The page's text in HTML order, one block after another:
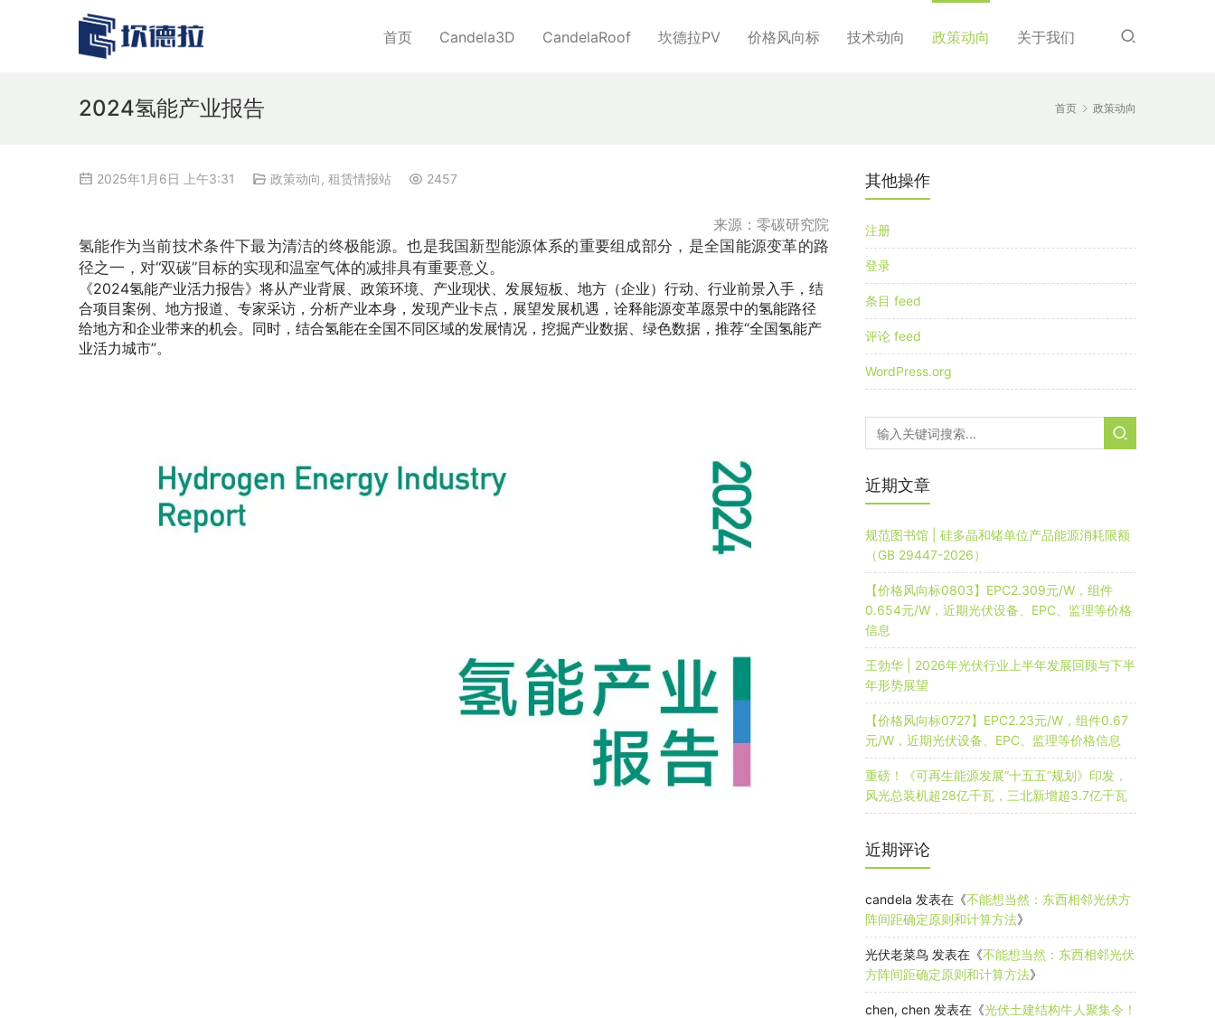
首页 Candela3D CandelaRoof 坎德拉PV 价格风向标 技术动向 政策动向 关于我们
首页 政策动向
2024氢能产业报告
2025年1月6日 上午3:31 政策动向 , 租赁情报站 2457
来源：零碳研究院
氢能作为当前技术条件下最为清洁的终极能源。也是我国新型能源体系的重要组成部分，是全国能源变革的路
径之一，对“双碳”目标的实现和温室气体的减排具有重要意义。
《2024氢能产业活力报告》将从产业背展、政策环境、产业现状、发展短板、地方（企业）行动、行业前景入手，结
合项目案例、地方报道、专家采访，分析产业本身，发现产业卡点，展望发展机遇，诠释能源变革愿景中的氢能路径
给地方和企业带来的机会。同时，结合氢能在全国不同区域的发展情况，挖掘产业数据、绿色数据，推荐“全国氢能产
业活力城市”。
其他操作
注册
登录
条目 feed
评论 feed
WordPress.org
近期文章
规范图书馆 | 硅多晶和锗单位产品能源消耗限额
（GB 29447-2026）
【价格风向标0803】EPC2.309元/W，组件
0.654元/W，近期光伏设备、EPC、监理等价格
信息
王勃华 | 2026年光伏行业上半年发展回顾与下半
年形势展望
【价格风向标0727】EPC2.23元/W，组件0.67
元/W，近期光伏设备、EPC、监理等价格信息
重磅！《可再生能源发展“十五五”规划》印发，
风光总装机超28亿千瓦，三北新增超3.7亿千瓦
近期评论
candela 发表在《不能想当然：东西相邻光伏方
阵间距确定原则和计算方法》
光伏老菜鸟 发表在《不能想当然：东西相邻光伏
方阵间距确定原则和计算方法》
chen, chen 发表在《光伏土建结构牛人聚集令！